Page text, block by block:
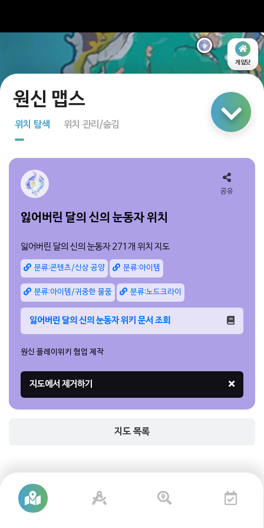
게임닷
링크 공유
위치 탐색 위치 관리/숨김
공유
잃어버린 달의 신의 눈동자 위치
분류:콘텐츠/신상 공양 분류:아이템
분류:아이템/귀중한 물품 분류:노드크라이
잃어버린 달의 신의 눈동자 위키 문서 조회
원신 플레이위키 협업 제작
지도 목록